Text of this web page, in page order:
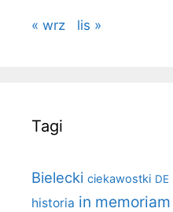
« wrz lis »
Tagi
Bielecki ciekawostki DE
historia in memoriam